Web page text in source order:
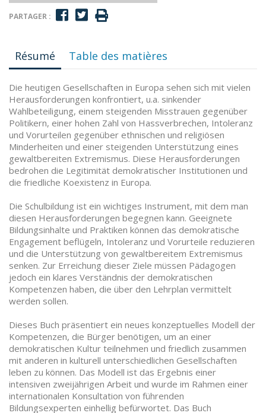
PARTAGER :
Résumé Table des matières
Die heutigen Gesellschaften in Europa sehen sich mit vielen
Herausforderungen konfrontiert, u.a. sinkender
Wahlbeteiligung, einem steigenden Misstrauen gegenüber
Politikern, einer hohen Zahl von Hassverbrechen, Intoleranz
und Vorurteilen gegenüber ethnischen und religiösen
Minderheiten und einer steigenden Unterstützung eines
gewaltbereiten Extremismus. Diese Herausforderungen
bedrohen die Legitimität demokratischer Institutionen und
die friedliche Koexistenz in Europa.
Die Schulbildung ist ein wichtiges Instrument, mit dem man
diesen Herausforderungen begegnen kann. Geeignete
Bildungsinhalte und Praktiken können das demokratische
Engagement beflügeln, Intoleranz und Vorurteile reduzieren
und die Unterstützung von gewaltbereitem Extremismus
senken. Zur Erreichung dieser Ziele müssen Pädagogen
jedoch ein klares Verständnis der demokratischen
Kompetenzen haben, die über den Lehrplan vermittelt
werden sollen.
Dieses Buch präsentiert ein neues konzeptuelles Modell der
Kompetenzen, die Bürger benötigen, um an einer
demokratischen Kultur teilnehmen und friedlich zusammen
mit anderen in kulturell unterschiedlichen Gesellschaften
leben zu können. Das Modell ist das Ergebnis einer
intensiven zweijährigen Arbeit und wurde im Rahmen einer
internationalen Konsultation von führenden
Bildungsexperten einhellig befürwortet. Das Buch